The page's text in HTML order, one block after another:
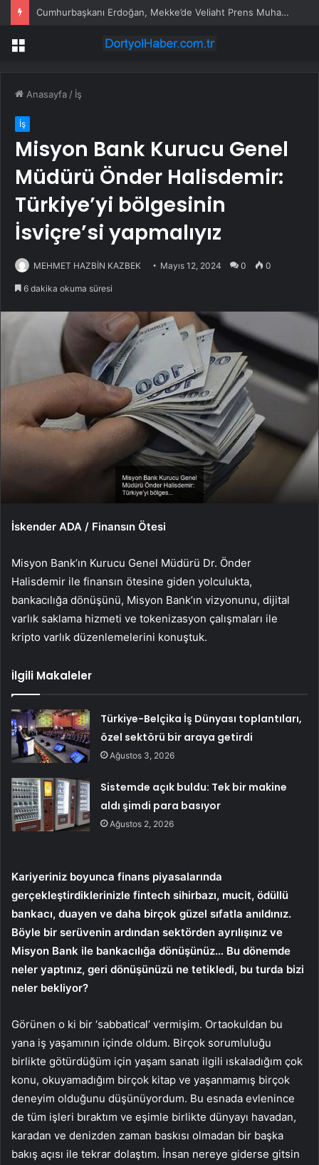
Ece Erken’den ‘yasak aşk’ açıklaması: Hukuki yollara başvuruyor
Menü
Anasayfa / İş
İş
Misyon Bank Kurucu Genel
Müdürü Önder Halisdemir:
Türkiye’yi bölgesinin
İsviçre’si yapmalıyız
MEHMET HAZBİN KAZBEK Mayıs 12, 2024 0 0
6 dakika okuma süresi
İskender ADA / Finansın Ötesi
Misyon Bank’ın Kurucu Genel Müdürü Dr. Önder
Halisdemir ile finansın ötesine giden yolculukta,
bankacılığa dönüşünü, Misyon Bank’ın vizyonunu, dijital
varlık saklama hizmeti ve tokenizasyon çalışmaları ile
kripto varlık düzenlemelerini konuştuk.
İlgili Makaleler
Türkiye-Belçika İş Dünyası toplantıları,
özel sektörü bir araya getirdi
Ağustos 3, 2026
Sistemde açık buldu: Tek bir makine
aldı şimdi para basıyor
Ağustos 2, 2026
Kariyeriniz boyunca finans piyasalarında
gerçekleştirdiklerinizle fintech sihirbazı, mucit, ödüllü
bankacı, duayen ve daha birçok güzel sıfatla anıldınız.
Böyle bir serüvenin ardından sektörden ayrılışınız ve
Misyon Bank ile bankacılığa dönüşünüz… Bu dönemde
neler yaptınız, geri dönüşünüzü ne tetikledi, bu turda bizi
neler bekliyor?
Görünen o ki bir ‘sabbatical’ vermişim. Ortaokuldan bu
yana iş yaşamının içinde oldum. Birçok sorumluluğu
birlikte götürdüğüm için yaşam sanatı ilgili ıskaladığım çok
konu, okuyamadığım birçok kitap ve yaşanmamış birçok
deneyim olduğunu düşünüyordum. Bu esnada evlenince
de tüm işleri bıraktım ve eşimle birlikte dünyayı havadan,
karadan ve denizden zaman baskısı olmadan bir başka
bakış açısı ile tekrar dolaştım. İnsan nereye giderse gitsin